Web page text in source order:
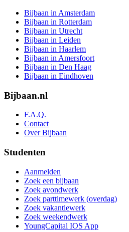
Bijbaan in Amsterdam
Bijbaan in Rotterdam
Bijbaan in Utrecht
Bijbaan in Leiden
Bijbaan in Haarlem
Bijbaan in Amersfoort
Bijbaan in Den Haag
Bijbaan in Eindhoven
Bijbaan.nl
F.A.Q.
Contact
Over Bijbaan
Studenten
Aanmelden
Zoek een bijbaan
Zoek avondwerk
Zoek parttimewerk (overdag)
Zoek vakantiewerk
Zoek weekendwerk
YoungCapital IOS App